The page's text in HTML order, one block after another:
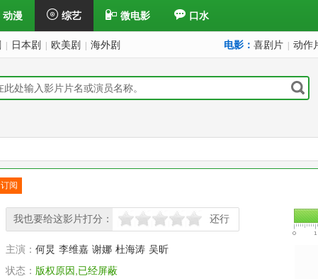
动漫 综艺 微电影 口水
日本剧 欧美剧 海外剧 电影： 喜剧片 动作
订阅
我也要给这影片打分：
很差较差 还行推荐 力荐 还行
主演： 何炅 李维嘉 谢娜 杜海涛 吴昕
状态： 版权原因,已经屏蔽